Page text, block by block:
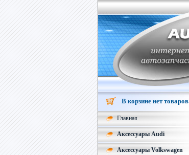
В корзине нет товаров
Главная
Аксессуары Audi
Аксессуары Volkswagen